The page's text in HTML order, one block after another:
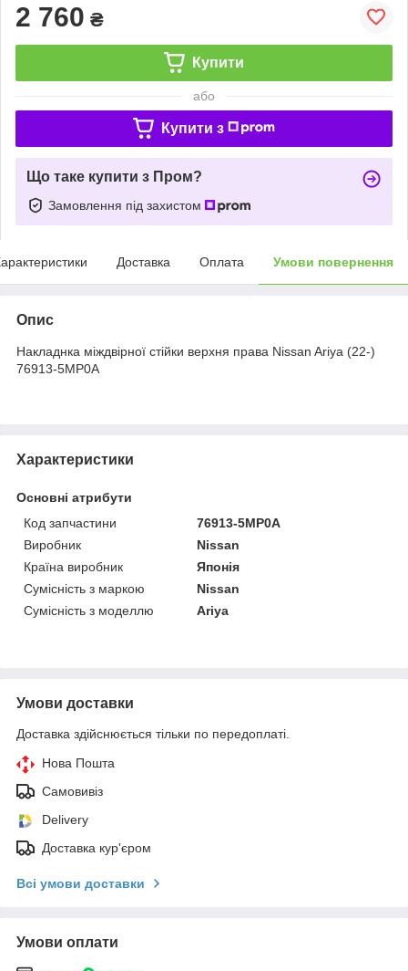
2 760 ₴
Купити
або
Купити з
Що таке купити з Пром?
Замовлення під захистом
Доставка Оплата Умови повернення
Опис
Накладнка міждвірної стійки верхня права Nissan Ariya (22-)
76913-5MP0A
Характеристики
Основні атрибути
Код запчастини
76913-5MP0A
Виробник
Nissan
Країна виробник
Японія
Сумісність з маркою
Nissan
Сумісність з моделлю
Ariya
Умови доставки
Доставка здійснюється тільки по передоплаті.
Нова Пошта
Самовивіз
Delivery
Доставка кур'єром
Всі умови доставки
Умови оплати